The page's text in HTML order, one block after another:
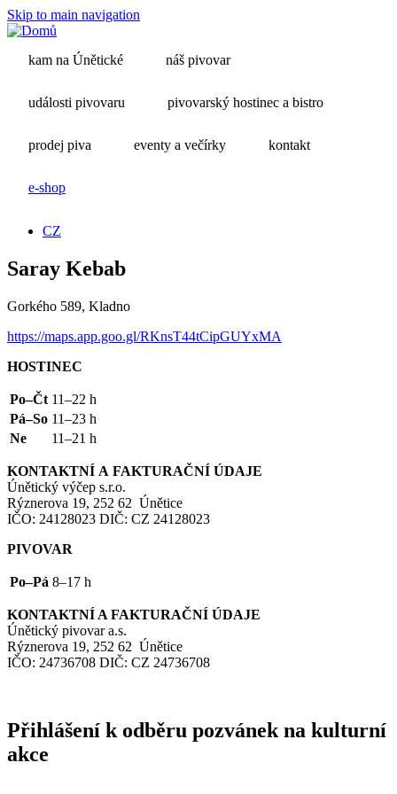
Skip to main navigation
kam na Únětické náš pivovar
události pivovaru pivovarský hostinec a bistro
prodej piva eventy a večírky kontakt
e-shop
CZ
Saray Kebab
Gorkého 589, Kladno
https://maps.app.goo.gl/RKnsT44tCipGUYxMA
HOSTINEC
Po–Čt 11–22 h
Pá–So 11–23 h
Ne
11–21 h
KONTAKTNÍ A FAKTURAČNÍ ÚDAJE
Únětický výčep s.r.o.
Rýznerova 19, 252 62 Únětice
IČO: 24128023 DIČ: CZ 24128023
PIVOVAR
Po–Pá 8–17 h
KONTAKTNÍ A FAKTURAČNÍ ÚDAJE
Únětický pivovar a.s.
Rýznerova 19, 252 62 Únětice
IČO: 24736708 DIČ: CZ 24736708
Přihlášení k odběru pozvánek na kulturní
akce